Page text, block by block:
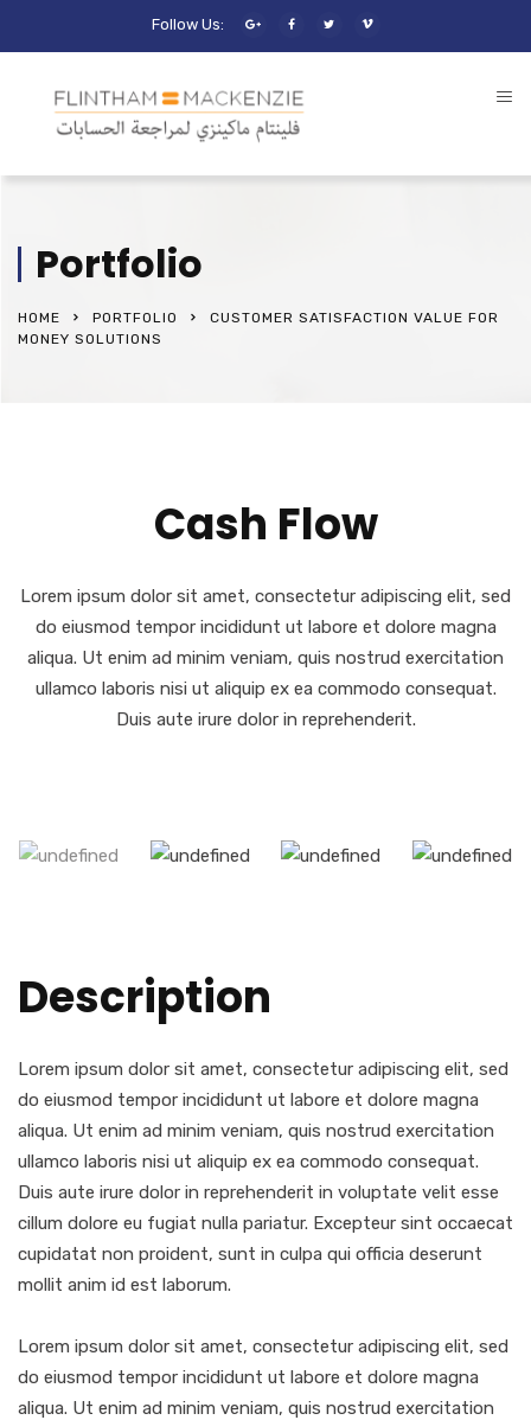
Follow Us:
Portfolio
HOME PORTFOLIO
CUSTOMER SATISFACTION VALUE FOR
MONEY SOLUTIONS
Cash Flow
Lorem ipsum dolor sit amet, consectetur adipiscing elit, sed
do eiusmod tempor incididunt ut labore et dolore magna
aliqua. Ut enim ad minim veniam, quis nostrud exercitation
ullamco laboris nisi ut aliquip ex ea commodo consequat.
Duis aute irure dolor in reprehenderit.
Description
Lorem ipsum dolor sit amet, consectetur adipiscing elit, sed
do eiusmod tempor incididunt ut labore et dolore magna
aliqua. Ut enim ad minim veniam, quis nostrud exercitation
ullamco laboris nisi ut aliquip ex ea commodo consequat.
Duis aute irure dolor in reprehenderit in voluptate velit esse
cillum dolore eu fugiat nulla pariatur. Excepteur sint occaecat
cupidatat non proident, sunt in culpa qui officia deserunt
mollit anim id est laborum.
Lorem ipsum dolor sit amet, consectetur adipiscing elit, sed
do eiusmod tempor incididunt ut labore et dolore magna
aliqua. Ut enim ad minim veniam, quis nostrud exercitation